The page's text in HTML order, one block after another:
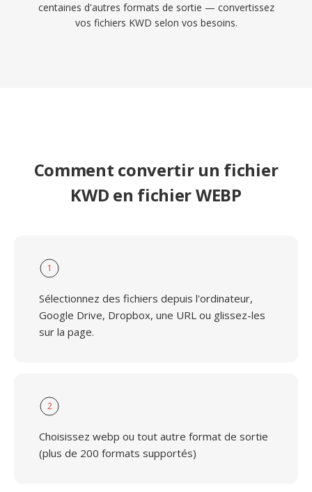
centaines d'autres formats de sortie — convertissez
vos fichiers KWD selon vos besoins.
Comment convertir un fichier
KWD en fichier WEBP
1
Sélectionnez des fichiers depuis l'ordinateur,
Google Drive, Dropbox, une URL ou glissez-les
sur la page.
2
Choisissez webp ou tout autre format de sortie
(plus de 200 formats supportés)